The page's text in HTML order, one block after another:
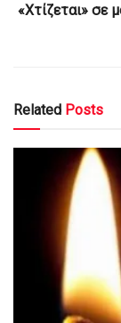
«Χτίζεται» σε
Related Posts